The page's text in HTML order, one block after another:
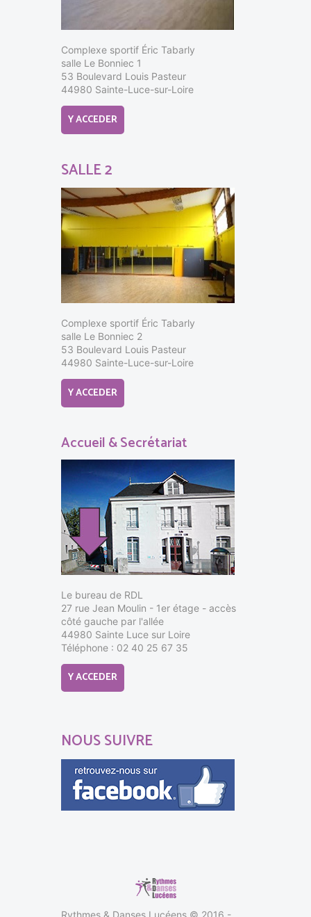
Complexe sportif Éric Tabarly
salle Le Bonniec 1
53 Boulevard Louis Pasteur
44980 Sainte-Luce-sur-Loire
Y ACCEDER
SALLE 2
Complexe sportif Éric Tabarly
salle Le Bonniec 2
53 Boulevard Louis Pasteur
44980 Sainte-Luce-sur-Loire
Y ACCEDER
Accueil & Secrétariat
Le bureau de RDL
27 rue Jean Moulin - 1er étage - accès
côté gauche par l'allée
44980 Sainte Luce sur Loire
Téléphone : 02 40 25 67 35
Y ACCEDER
NOUS SUIVRE